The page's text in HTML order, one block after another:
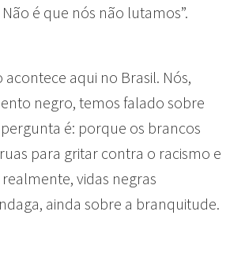
é que nós não lutamos”.
acontece aqui no Brasil. Nós,
negro, temos falado sobre
é: porque os brancos
para gritar contra o racismo e
vidas negras
ainda sobre a branquitude.